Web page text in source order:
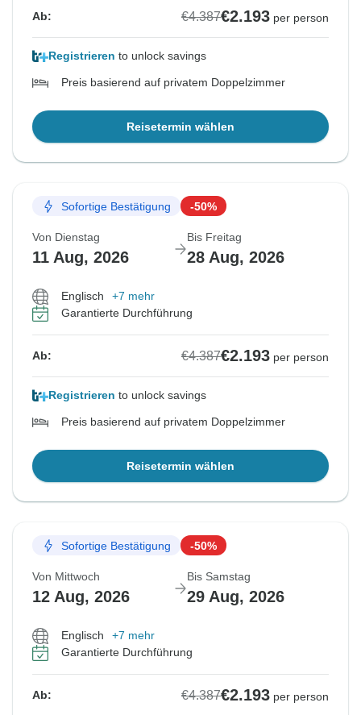
Ab: €4.387€2.193 per person
Registrieren to unlock savings
Preis basierend auf privatem Doppelzimmer
Reisetermin wählen
Sofortige Bestätigung -50%
Von Dienstag
11 Aug, 2026
Bis Freitag
28 Aug, 2026
Englisch
+7 mehr
Garantierte Durchführung
Ab: €4.387€2.193 per person
Registrieren to unlock savings
Preis basierend auf privatem Doppelzimmer
Reisetermin wählen
Sofortige Bestätigung -50%
Von Mittwoch
12 Aug, 2026
Bis Samstag
29 Aug, 2026
Englisch
+7 mehr
Garantierte Durchführung
Ab: €4.387€2.193 per person